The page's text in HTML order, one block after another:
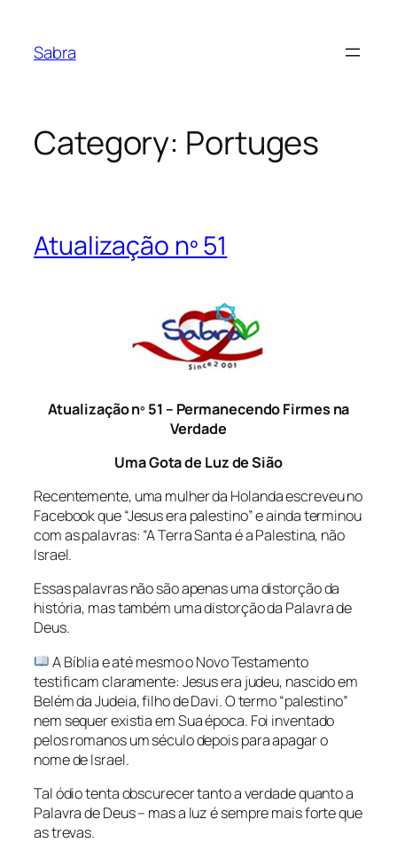
content
Sabra
Category: Portuges
Atualização nº 51
Atualização nº 51 – Permanecendo Firmes na
Verdade
Uma Gota de Luz de Sião
Recentemente, uma mulher da Holanda escreveu no
Facebook que “Jesus era palestino” e ainda terminou
com as palavras: “A Terra Santa é a Palestina, não
Israel.
Essas palavras não são apenas uma distorção da
história, mas também uma distorção da Palavra de
Deus.
A Bíblia e até mesmo o Novo Testamento
testificam claramente: Jesus era judeu, nascido em
Belém da Judeia, filho de Davi. O termo “palestino”
nem sequer existia em Sua época. Foi inventado
pelos romanos um século depois para apagar o
nome de Israel.
Tal ódio tenta obscurecer tanto a verdade quanto a
Palavra de Deus – mas a luz é sempre mais forte que
as trevas.